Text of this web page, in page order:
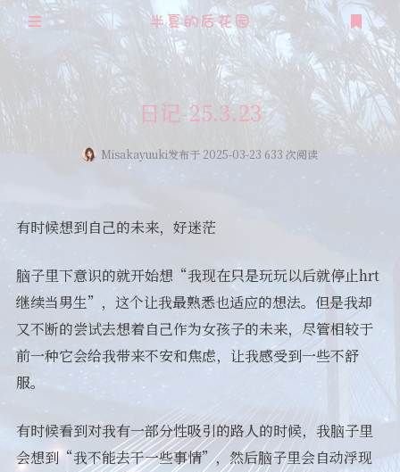
半夏的后花园
登录 注册
日记-25.3.23
Misakayuuki发布于 2025-03-23 633 次阅读
有时候想到自己的未来，好迷茫
脑子里下意识的就开始想“我现在只是玩玩以后就停止hrt
继续当男生”，这个让我最熟悉也适应的想法。但是我却
又不断的尝试去想着自己作为女孩子的未来，尽管相较于
前一种它会给我带来不安和焦虑，让我感受到一些不舒
服。
有时候看到对我有一部分性吸引的路人的时候，我脑子里
会想到“我不能去干一些事情”，然后脑子里会自动浮现